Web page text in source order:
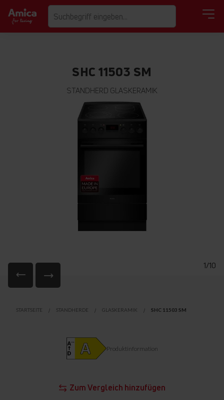
SHC 11503 SM
STANDHERD GLASKERAMIK
1/10
der
STARTSEITE STANDHERDE GLASKERAMIK SHC 11503 SM
Zum Vergleich hinzufügen
Produktinformation